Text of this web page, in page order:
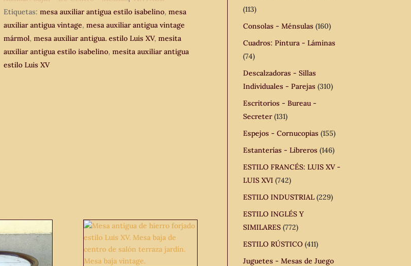
Mesita
auxiliar
antigua
vintage
mármol
Etiquetas:mesa auxiliar antigua estilo isabelino,mesa
auxiliar antigua vintage,mesa auxiliar antigua vintage
mármol,mesa auxiliar antigua. estilo Luis XV,mesita
auxiliar antigua estilo isabelino,mesita auxiliar antigua
estilo Luis XV
(113)
Consolas - Ménsulas (160)
Cuadros: Pintura - Láminas
(74)
Descalzadoras - Sillas
Individuales - Parejas (310)
Escritorios - Bureau -
Secreter (131)
Espejos - Cornucopias (155)
Estanterías - Libreros (146)
ESTILO FRANCÉS: LUIS XV -
LUIS XVI (742)
ESTILO INDUSTRIAL (229)
ESTILO INGLÉS Y
SIMILARES (772)
ESTILO RÚSTICO (411)
Juguetes - Mesas de Juego